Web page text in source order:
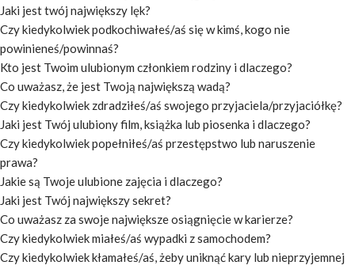
Jaki jest twój największy lęk?
Czy kiedykolwiek podkochiwałeś/aś się w kimś, kogo nie
powinieneś/powinnaś?
Kto jest Twoim ulubionym członkiem rodziny i dlaczego?
Co uważasz, że jest Twoją największą wadą?
Czy kiedykolwiek zdradziłeś/aś swojego przyjaciela/przyjaciółkę?
Jaki jest Twój ulubiony film, książka lub piosenka i dlaczego?
Czy kiedykolwiek popełniłeś/aś przestępstwo lub naruszenie
prawa?
Jakie są Twoje ulubione zajęcia i dlaczego?
Jaki jest Twój największy sekret?
Co uważasz za swoje największe osiągnięcie w karierze?
Czy kiedykolwiek miałeś/aś wypadki z samochodem?
Czy kiedykolwiek kłamałeś/aś, żeby uniknąć kary lub nieprzyjemnej